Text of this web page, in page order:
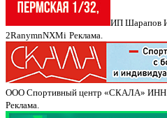
ИП Шарапов
2RanymnNXMi Реклама.
ООО Спортивный центр «СКАЛА» ИНН
Реклама.